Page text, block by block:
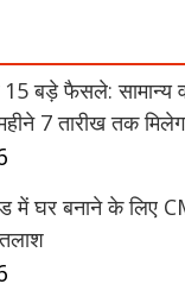
बड़े फैसले: सामान्य
7 तारीख तक
घर बनाने के लिए